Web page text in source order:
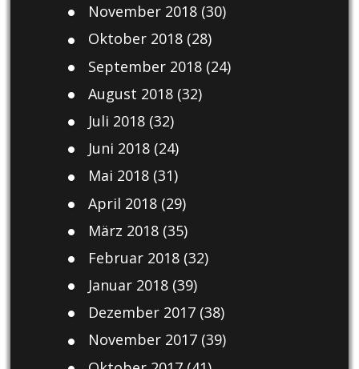
November 2018(30)
Oktober 2018(28)
September 2018(24)
August 2018(32)
Juli 2018(32)
Juni 2018(24)
Mai 2018(31)
April 2018(29)
März 2018(35)
Februar 2018(32)
Januar 2018(39)
Dezember 2017(38)
November 2017(39)